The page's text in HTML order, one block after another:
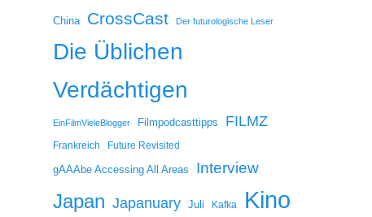
China CrossCast Der futurologische Leser
Die Üblichen
Verdächtigen
EinFilmVieleBlogger Filmpodcasttipps FILMZ
Frankreich Future Revisited
gAAAbe Accessing All Areas Interview
Japan Japanuary Juli Kafka Kino